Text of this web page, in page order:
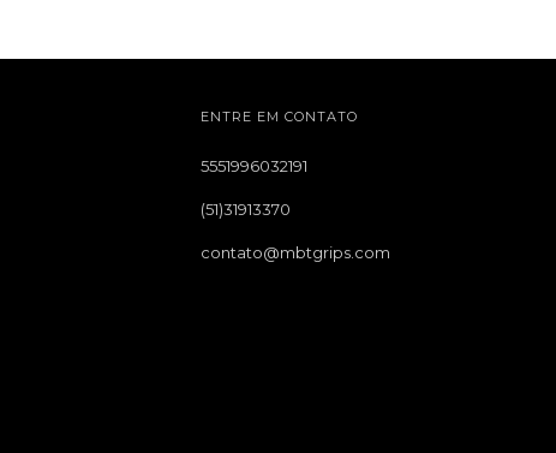
ENTRE EM CONTATO
5551996032191
(51)31913370
contato@mbtgrips.com